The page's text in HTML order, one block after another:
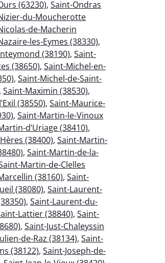
(63230), Saint-Ondras
du-Moucherotte
de-Macherin
les-Eymes (38330),
(38190), Saint-
(38650), Saint-Michel-en-
, Saint-Michel-de-Saint-
, Saint-Maximin (38530),
(38550), Saint-Maurice-
, Saint-Martin-le-Vinoux
d’Uriage (38410),
(38400), Saint-Martin-
, Saint-Martin-de-la-
Martin-de-Clelles
(38160), Saint-
(38080), Saint-Laurent-
, Saint-Laurent-du-
Lattier (38840), Saint-
, Saint-Just-Chaleyssin
de-Raz (38134), Saint-
(38122), Saint-Joseph-de-